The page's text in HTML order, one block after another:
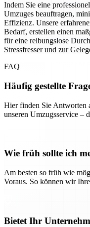
Indem Sie eine
Umzuges beauftragen,
Effizienz. Unsere
Bedarf, erstellen einen
für eine reibungslose
Stressfresser und zur
FAQ
Häufig gestellte
Hier finden Sie Antworten
unseren Umzugsservice –
Wie früh sollte ich
Am besten so früh wie
Voraus. So können wir
Bietet Ihr